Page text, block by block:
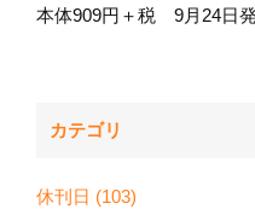
本体909円＋税 9月24日
カテゴリ
休刊日 (103)